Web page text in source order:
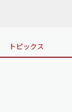
トピックス